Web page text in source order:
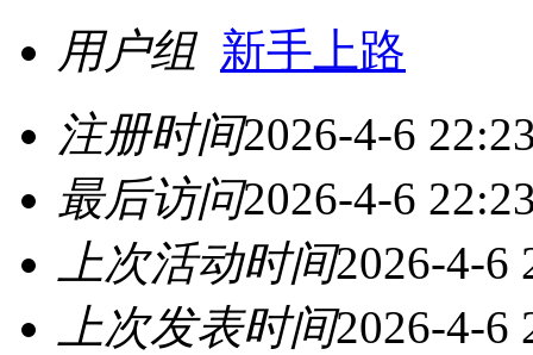
用户组 新手上路
注册时间2026-4-6
最后访问2026-4-6
上次活动时间2026-4-6
上次发表时间2026-4-6